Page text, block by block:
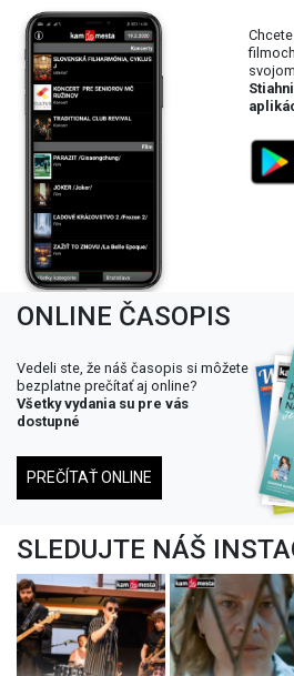
ONLINE ČASOPIS
Vedeli ste, že náš časopis si môžete
bezplatne prečítať aj online?
Všetky vydania su pre vás
dostupné
PREČÍTAŤ ONLINE
SLEDUJTE NÁŠ